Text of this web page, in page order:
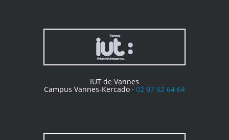
IUT de Vannes
Campus Vannes-Kercado · 02 97 62 64 64